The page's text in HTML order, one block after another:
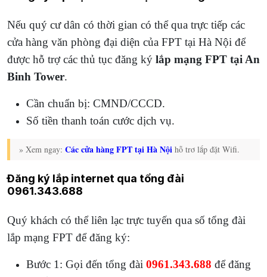
Nếu quý cư dân có thời gian có thể qua trực tiếp các
cửa hàng văn phòng đại diện của FPT tại Hà Nội để
được hỗ trợ các thủ tục đăng ký lắp mạng FPT tại An
Binh Tower.
Cần chuẩn bị: CMND/CCCD.
Số tiền thanh toán cước dịch vụ.
» Xem ngay: Các cửa hàng FPT tại Hà Nội hỗ trơ lắp đặt Wifi.
Đăng ký lắp internet qua tổng đài
0961.343.688
Quý khách có thể liên lạc trực tuyến qua số tổng đài
lắp mạng FPT để đăng ký:
Bước 1: Gọi đến tổng đài 0961.343.688 để đăng